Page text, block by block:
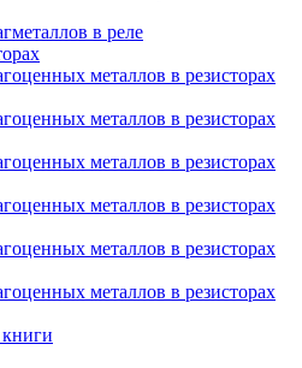
в реле
металлов в резисторах
металлов в резисторах
металлов в резисторах
металлов в резисторах
металлов в резисторах
металлов в резисторах